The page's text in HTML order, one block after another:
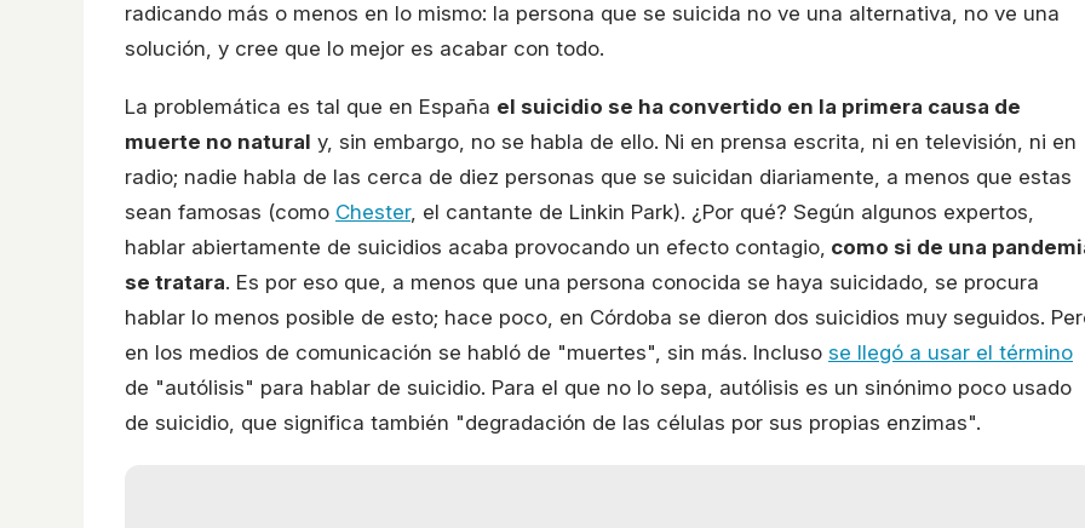
radicando más o menos en lo mismo: la persona que se suicida no ve una alternativa, no ve una
solución, y cree que lo mejor es acabar con todo.
La problemática es tal que en España el suicidio se ha convertido en la primera causa de
muerte no natural y, sin embargo, no se habla de ello. Ni en prensa escrita, ni en televisión, ni en
radio; nadie habla de las cerca de diez personas que se suicidan diariamente, a menos que estas
sean famosas (como Chester, el cantante de Linkin Park). ¿Por qué? Según algunos expertos,
hablar abiertamente de suicidios acaba provocando un efecto contagio, como si de una
se tratara. Es por eso que, a menos que una persona conocida se haya suicidado, se procura
hablar lo menos posible de esto; hace poco, en Córdoba se dieron dos suicidios muy seguidos.
en los medios de comunicación se habló de "muertes", sin más. Incluso se llegó a usar el término
de "autólisis" para hablar de suicidio. Para el que no lo sepa, autólisis es un sinónimo poco usado
de suicidio, que significa también "degradación de las células por sus propias enzimas".